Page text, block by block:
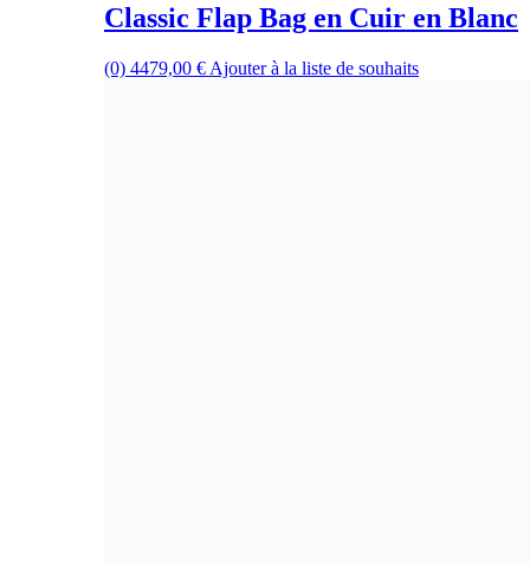
Classic Flap Bag en Cuir en Blanc
(0) 4479,00 € Ajouter à la liste de souhaits